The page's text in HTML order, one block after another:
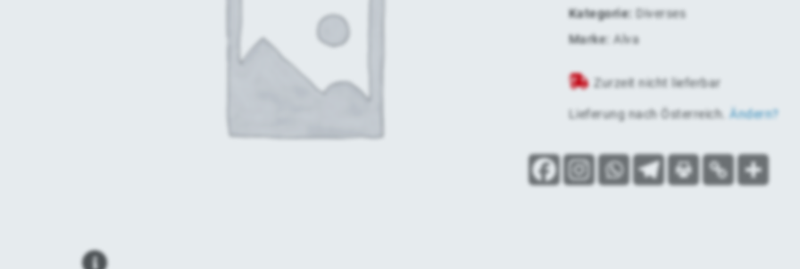
Kategorie: Diverses
Marke:Alva
Zurzeit nicht lieferbar
Lieferung nach Österreich Ändern?